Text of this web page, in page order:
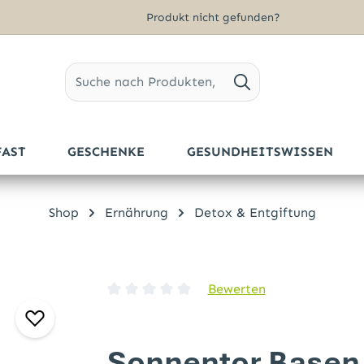
Produkt nicht gefunden?
GESCHENKE GESUNDHEITSWISSEN
Shop Ernährung Detox & Entgiftung
Bewerten